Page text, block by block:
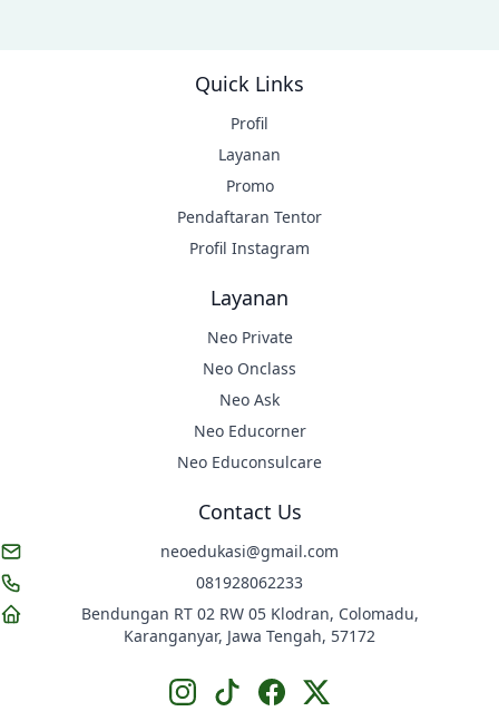
Quick Links
Profil
Layanan
Promo
Pendaftaran Tentor
Profil Instagram
Layanan
Neo Private
Neo Onclass
Neo Ask
Neo Educorner
Neo Educonsulcare
Contact Us
neoedukasi@gmail.com
081928062233
Bendungan RT 02 RW 05 Klodran, Colomadu,
Karanganyar, Jawa Tengah, 57172
Instagram
TikTokFacebook
X